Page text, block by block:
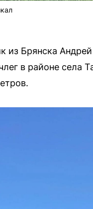
из Брянска
в районе села